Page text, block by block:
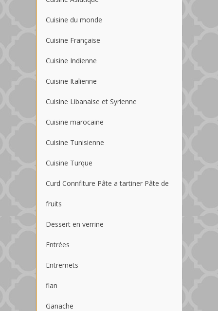
Cuisine du monde
Cuisine Française
Cuisine Indienne
Cuisine Italienne
Cuisine Libanaise et Syrienne
Cuisine marocaine
Cuisine Tunisienne
Cuisine Turque
Curd Connfiture Pâte a tartiner Pâte de
fruits
Dessert en verrine
Entrées
Entremets
flan
Ganache